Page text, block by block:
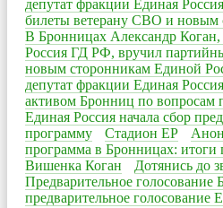
депутат фракции Единая
билеты ветерану СВО и новым
В Бронницах Александр
Россия ГД РФ, вручил
новым сторонникам Единой
депутат фракции Единая
активом Бронниц по вопросам
Единая Россия начала сбор
программу
Стадион ЕР
программа в Бронницах: итоги
Вишенка Коган
Дотянись до
Предварительное голосование
предварительное